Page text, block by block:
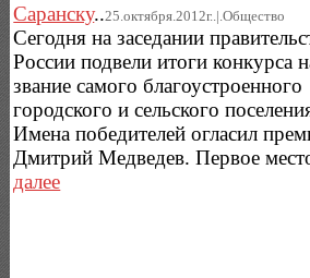
Саранску..25.октября.2012г..|.Общество
Сегодня на заседании
России подвели итоги конкурса
звание самого благоустроенного
городского и сельского
Имена победителей огласил
Дмитрий Медведев. Первое
далее